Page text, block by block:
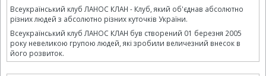
Всеукраїнський клуб ЛАНОС КЛАН - Клуб, який об'єднав абсолютно
різних людей з абсолютно різних куточків України.
Всеукраїнський клуб ЛАНОС КЛАН був створений 01 березня 2005
року невеликою групою людей, які зробили величезний внесок в
його розвиток.